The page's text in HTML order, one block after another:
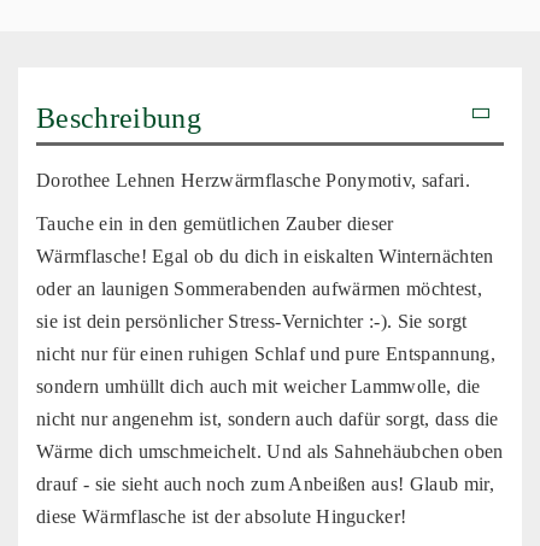
Beschreibung
Dorothee Lehnen Herzwärmflasche Ponymotiv, safari.
Tauche ein in den gemütlichen Zauber dieser
Wärmflasche! Egal ob du dich in eiskalten Winternächten
oder an launigen Sommerabenden aufwärmen möchtest,
sie ist dein persönlicher Stress-Vernichter :-). Sie sorgt
nicht nur für einen ruhigen Schlaf und pure Entspannung,
sondern umhüllt dich auch mit weicher Lammwolle, die
nicht nur angenehm ist, sondern auch dafür sorgt, dass die
Wärme dich umschmeichelt. Und als Sahnehäubchen oben
drauf - sie sieht auch noch zum Anbeißen aus! Glaub mir,
diese Wärmflasche ist der absolute Hingucker!